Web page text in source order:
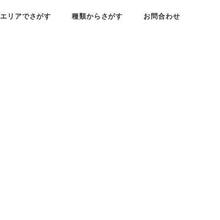
エリアでさがす 種類からさがす お問合わせ